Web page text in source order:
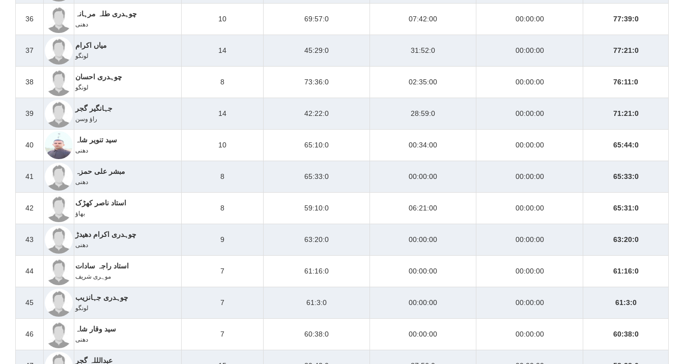
36
چوہدری طلہ مرہانہ
دھنی
10 69:57:0 07:42:00 00:00:00 77:39:0
37
میاں اکرام
لونگو
14 45:29:0 31:52:0 00:00:00 77:21:0
38
چوہدری احسان
لونگو
8 73:36:0 02:35:00 00:00:00 76:11:0
39
جہانگیر گجر
راؤ وسن
14 42:22:0 28:59:0 00:00:00 71:21:0
40
سید تنویر شاہ
دھنی
10 65:10:0 00:34:00 00:00:00 65:44:0
41
مبشر علی حمزہ
دھنی
8 65:33:0 00:00:00 00:00:00 65:33:0
42
استاد ناصر کھڑک
بھاؤ
8 59:10:0 06:21:00 00:00:00 65:31:0
43
چوہدری اکرام دھیدڑ
دھنی
9 63:20:0 00:00:00 00:00:00 63:20:0
44
استاد راجہ سادات
موہری شریف
7 61:16:0 00:00:00 00:00:00 61:16:0
45
چوہدری جہانزیب
لونگو
7 61:3:0 00:00:00 00:00:00 61:3:0
46
سید وقار شاہ
دھنی
7 60:38:0 00:00:00 00:00:00 60:38:0
عبدالللہ گجر